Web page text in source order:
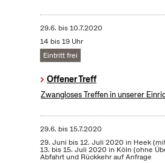
29.6. bis10.7.2020
14 bis 19 Uhr
Eintritt frei
Offener Treff
Zwangloses Treffen in unserer
29.6. bis15.7.2020
29. Juni bis 12. Juli 2020 in Heek
13. bis 15. Juli 2020 in Köln (ohne
Abfahrt und Rückkehr auf Anfrage